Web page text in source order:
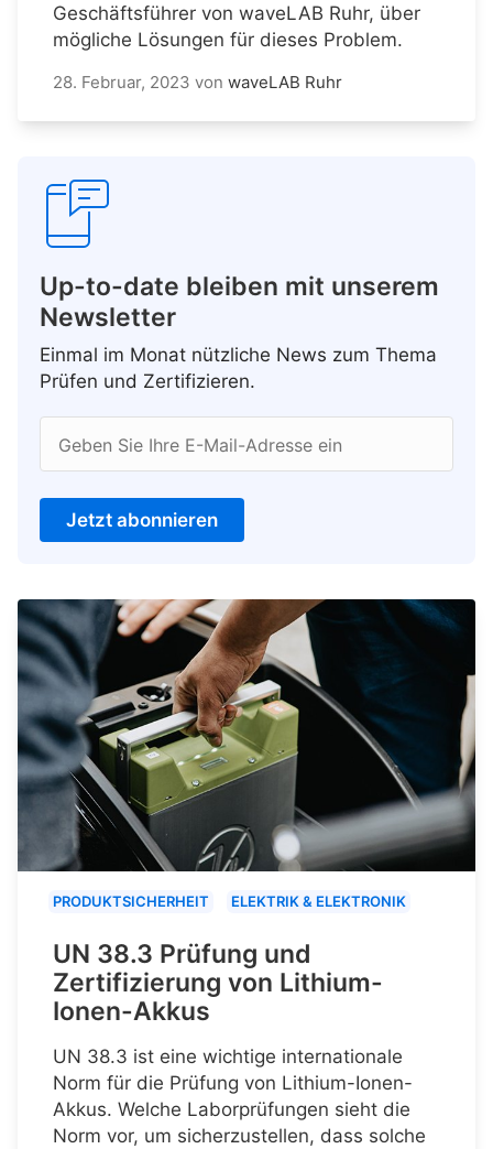
Geschäftsführer von waveLAB Ruhr, über
mögliche Lösungen für dieses Problem.
28. Februar, 2023 von waveLAB Ruhr
Up-to-date bleiben mit unserem
Newsletter
Einmal im Monat nützliche News zum Thema
Prüfen und Zertifizieren.
Geben Sie Ihre E-Mail-Adresse ein
Jetzt abonnieren
PRODUKTSICHERHEIT ELEKTRIK & ELEKTRONIK
UN 38.3 Prüfung und
Zertifizierung von Lithium-
Ionen-Akkus
UN 38.3 ist eine wichtige internationale
Norm für die Prüfung von Lithium-Ionen-
Akkus. Welche Laborprüfungen sieht die
Norm vor, um sicherzustellen, dass solche